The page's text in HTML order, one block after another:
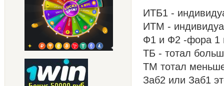
ИТБ1 -
ИТМ -
Ф1 и Ф2 -фора 1
ТБ - тотал
ТМ тотал
Заб2 или Заб1